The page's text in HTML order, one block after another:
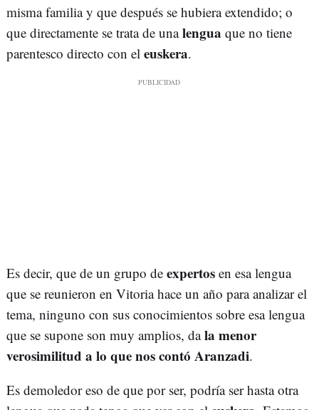
misma familia y que después se hubiera extendido; o
que directamente se trata de unalengua que no tiene
parentesco directo con el euskera.
Es decir, que de un grupo de expertos en esa lengua
que se reunieron en Vitoria hace un año para analizar el
tema, ninguno con sus conocimientos sobre esa lengua
que se supone son muy amplios, dala menor
verosimilitud a lo que nos contó Aranzadi.
Es demoledor eso de que por ser, podría ser hasta otra